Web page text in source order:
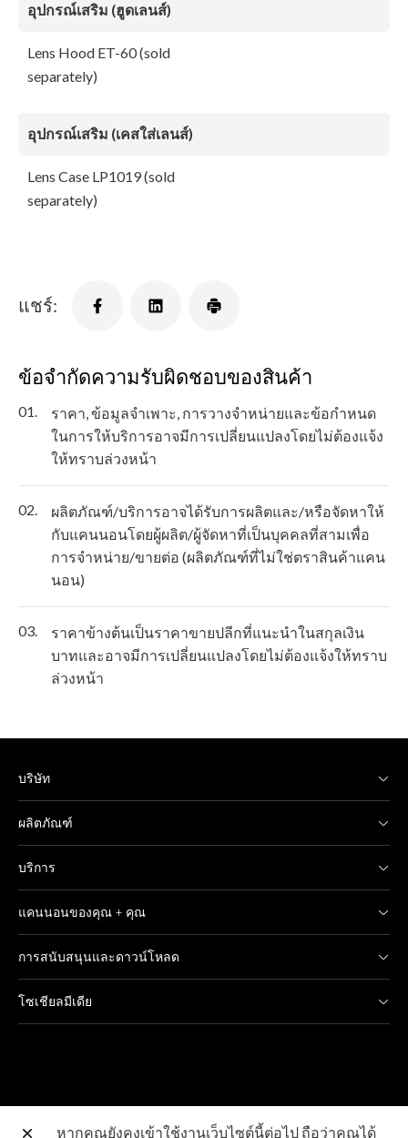
อุปกรณ์เสริม (ฮูดเลนส์)
Lens Hood ET-60 (sold
separately)
อุปกรณ์เสริม (เคสใส่เลนส์)
Lens Case LP1019 (sold
separately)
แชร์:
ข้อจำกัดความรับผิดชอบของสินค้า
01.
ราคา, ข้อมูลจำเพาะ, การวางจำหน่ายและข้อกำหนด
ในการให้บริการอาจมีการเปลี่ยนแปลงโดยไม่ต้องแจ้ง
ให้ทราบล่วงหน้า
02.
ผลิตภัณฑ์/บริการอาจได้รับการผลิตและ/หรือจัดหาให้
กับแคนนอนโดยผู้ผลิต/ผู้จัดหาที่เป็นบุคคลที่สามเพื่อ
การจำหน่าย/ขายต่อ (ผลิตภัณฑ์ที่ไม่ใช่ตราสินค้าแคน
นอน)
03.
ราคาข้างต้นเป็นราคาขายปลีกที่แนะนำในสกุลเงิน
บาทและอาจมีการเปลี่ยนแปลงโดยไม่ต้องแจ้งให้ทราบ
ล่วงหน้า
บริษัท
ผลิตภัณฑ์
บริการ
แคนนอนของคุณ + คุณ
การสนับสนุนและดาวน์โหลด
โซเชียลมีเดีย
หากคุณยังคงเข้าใช้งานเว็บไซต์นี้ต่อไป ถือว่าคุณได้